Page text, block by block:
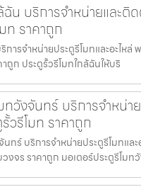
ฉัน บริการจำหน่ายและติ
ท ราคาถูก
การจำหน่ายประตูรีโมทและอะไหล่
ถูก ประตูรั้วรีโมทใกล้ฉันให้บริ
ทวังจันทร์ บริการจำหน่า
วรีโมท ราคาถูก
ทร์ บริการจำหน่ายประตูรีโมทและ
จร ราคาถูก มอเตอร์ประตูรีโมท